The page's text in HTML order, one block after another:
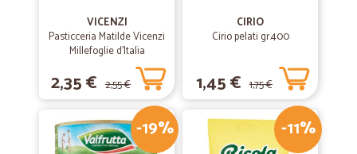
VICENZI
Pasticceria Matilde Vicenzi
Millefoglie d'Italia
Classiche 125 gr.
2,35 € 2,55 €
CIRIO
Cirio pelati gr.400
1,45 € 1,75 €
-19% -11%